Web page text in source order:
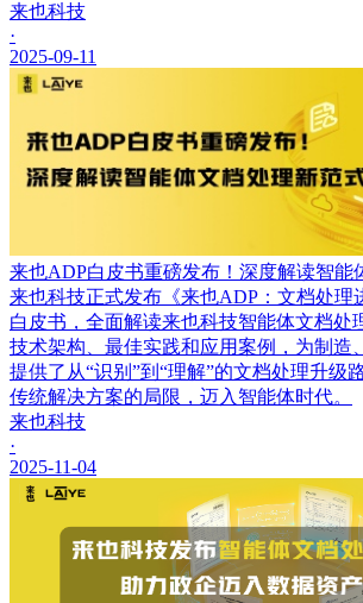
来也科技
·
2025-09-11
来也ADP白皮书重磅发布！深度解读智能
来也科技正式发布《来也ADP：文档处理
白皮书，全面解读来也科技智能体文档处
技术架构、最佳实践和应用案例，为制造
提供了从“识别”到“理解”的文档处理升级
传统解决方案的局限，迈入智能体时代。
来也科技
·
2025-11-04